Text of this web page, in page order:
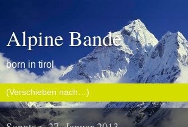
Alpine Bande
born in tirol